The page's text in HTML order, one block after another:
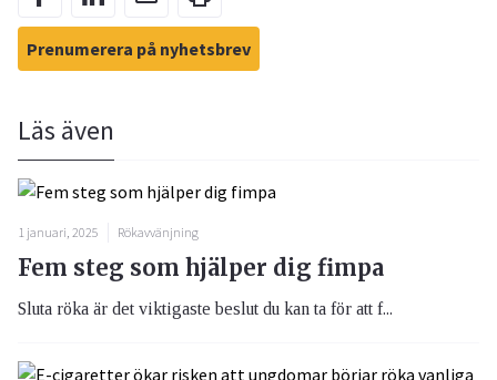
Prenumerera på nyhetsbrev
Läs även
1 januari, 2025 Rökavvänjning
Fem steg som hjälper dig fimpa
Sluta röka är det viktigaste beslut du kan ta för att f...